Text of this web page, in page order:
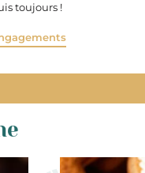
toujours !